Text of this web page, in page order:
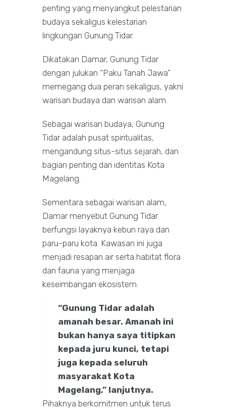
penting yang menyangkut pelestarian
budaya sekaligus kelestarian
lingkungan Gunung Tidar.
Dikatakan Damar, Gunung Tidar
dengan julukan “Paku Tanah Jawa”
memegang dua peran sekaligus, yakni
warisan budaya dan warisan alam.
Sebagai warisan budaya, Gunung
Tidar adalah pusat spiritualitas,
mengandung situs-situs sejarah, dan
bagian penting dari identitas Kota
Magelang.
Sementara sebagai warisan alam,
Damar menyebut Gunung Tidar
berfungsi layaknya kebun raya dan
paru-paru kota. Kawasan ini juga
menjadi resapan air serta habitat flora
dan fauna yang menjaga
keseimbangan ekosistem.
“Gunung Tidar adalah
amanah besar. Amanah ini
bukan hanya saya titipkan
kepada juru kunci, tetapi
juga kepada seluruh
masyarakat Kota
Magelang,” lanjutnya.
Pihaknya berkomitmen untuk terus